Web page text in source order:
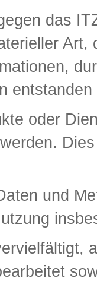
das
oder
und